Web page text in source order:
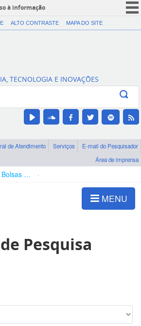
à informação
CORONAVÍRUS (COVID-19)
Canais
ALTO CONTRASTE MAPA DO SITE
TECNOLOGIA E INOVAÇÕES
de Atendimento Serviços
E-mail do Pesquisador
Área de imprensa
Bolsas e Auxílios Vigentes
MENU
Pesquisa